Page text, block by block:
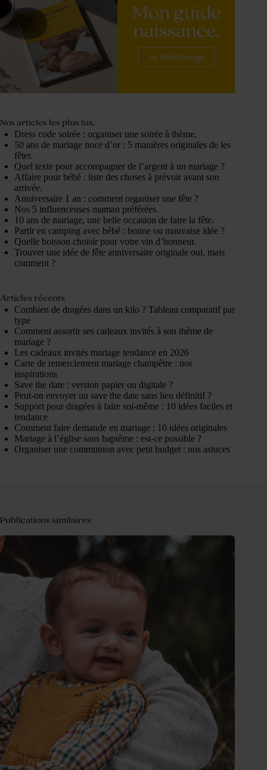
Nos articles les plus lus.
Dress code soirée : organiser une soirée à thème.
50 ans de mariage noce d’or : 5 manières originales de les
fêter.
Quel texte pour accompagner de l’argent à un mariage ?
Affaire pour bébé : liste des choses à prévoir avant son
arrivée.
Anniversaire 1 an : comment organiser une fête ?
Nos 5 influenceuses maman préférées.
10 ans de mariage, une belle occasion de faire la fête.
Partir en camping avec bébé : bonne ou mauvaise idée ?
Quelle boisson choisir pour votre vin d’honneur.
Trouver une idée de fête anniversaire originale oui, mais
comment ?
Articles récents
Combien de dragées dans un kilo ? Tableau comparatif par
type
Comment assortir ses cadeaux invités à son thème de
mariage ?
Les cadeaux invités mariage tendance en 2026
Carte de remerciement mariage champêtre : nos
inspirations
Save the date : version papier ou digitale ?
Peut-on envoyer un save the date sans lieu définitif ?
Support pour dragées à faire soi-même : 10 idées faciles et
tendance
Comment faire demande en mariage : 10 idées originales
Mariage à l’église sans baptême : est-ce possible ?
Organiser une communion avec petit budget : nos astuces
Publications similaires